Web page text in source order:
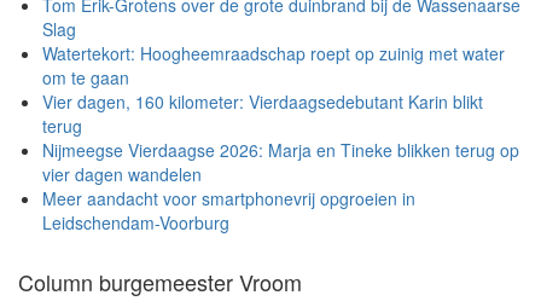
Tom Erik-Grotens over de grote duinbrand bij de Wassenaarse
Slag
Watertekort: Hoogheemraadschap roept op zuinig met water
om te gaan
Vier dagen, 160 kilometer: Vierdaagsedebutant Karin blikt
terug
Nijmeegse Vierdaagse 2026: Marja en Tineke blikken terug op
vier dagen wandelen
Meer aandacht voor smartphonevrij opgroeien in
Leidschendam-Voorburg
Column burgemeester Vroom